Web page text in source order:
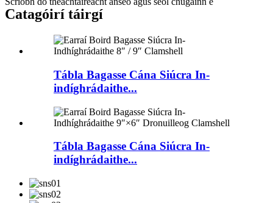
Catagóirí táirgí
Tábla Bagasse Cána Siúcra In-
indíghrádaithe...
Tábla Bagasse Cána Siúcra In-
indíghrádaithe...